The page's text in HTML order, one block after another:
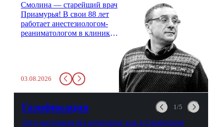
Смолина — старейший врач
Приамурья! В свои 88 лет
работает анестезиологом-
реаниматологом в клинике
стажем о жизни, смерти
душе и духе. Откровенно о
03.08.2026
Газификация 1/5
Лего-котельная без кочегаров: как в Свободном